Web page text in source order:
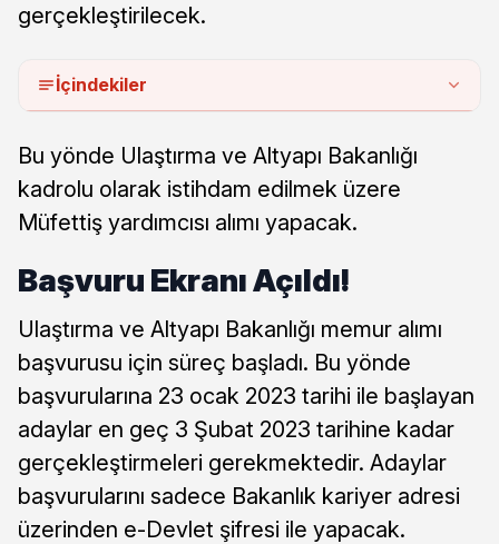
gerçekleştirilecek.
İçindekiler
Bu yönde Ulaştırma ve Altyapı Bakanlığı
kadrolu olarak istihdam edilmek üzere
Müfettiş yardımcısı alımı yapacak.
Başvuru Ekranı Açıldı!
Ulaştırma ve Altyapı Bakanlığı memur alımı
başvurusu için süreç başladı. Bu yönde
başvurularına 23 ocak 2023 tarihi ile başlayan
adaylar en geç 3 Şubat 2023 tarihine kadar
gerçekleştirmeleri gerekmektedir. Adaylar
başvurularını sadece Bakanlık kariyer adresi
üzerinden e-Devlet şifresi ile yapacak.